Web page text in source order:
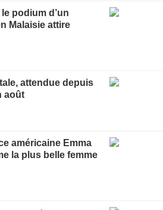
podium d’un
Malaisie attire
attendue depuis
août
américaine Emma
la plus belle femme